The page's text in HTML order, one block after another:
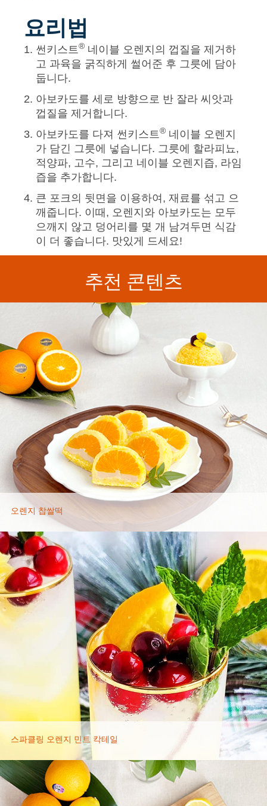
요리법
썬키스트® 네이블 오렌지의 껍질을 제거하
고 과육을 굵직하게 썰어준 후 그릇에 담아
둡니다.
아보카도를 세로 방향으로 반 잘라 씨앗과
껍질을 제거합니다.
아보카도를 다져 썬키스트® 네이블 오렌지
가 담긴 그릇에 넣습니다. 그릇에 할라피뇨,
적양파, 고수, 그리고 네이블 오렌지즙, 라임
즙을 추가합니다.
큰 포크의 뒷면을 이용하여, 재료를 섞고 으
깨줍니다. 이때, 오렌지와 아보카도는 모두
으깨지 않고 덩어리를 몇 개 남겨두면 식감
이 더 좋습니다. 맛있게 드세요!
추천 콘텐츠
오렌지 찹쌀떡
스파클링 오렌지 민트 칵테일